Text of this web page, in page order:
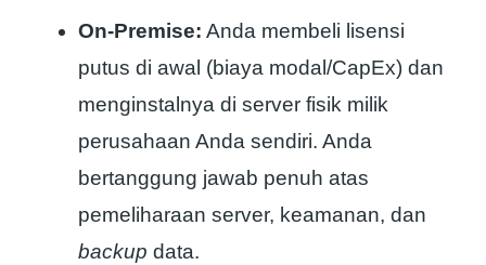
On-Premise: Anda membeli lisensi
putus di awal (biaya modal/CapEx) dan
menginstalnya di server fisik milik
perusahaan Anda sendiri. Anda
bertanggung jawab penuh atas
pemeliharaan server, keamanan, dan
backup data.